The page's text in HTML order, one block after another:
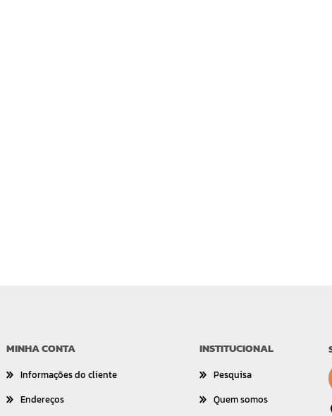
MINHA CONTA
Informações do cliente
Endereços
INSTITUCIONAL
Pesquisa
Quem somos